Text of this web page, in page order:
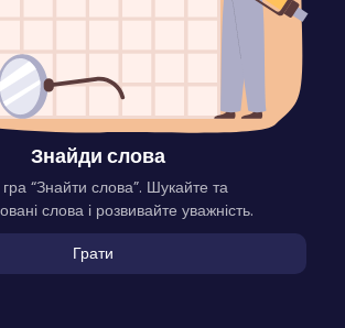
Знайди слова
“Знайти слова”. Шукайте та
слова і розвивайте уважність.
Грати